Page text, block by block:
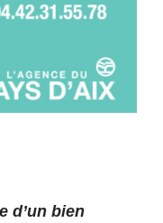
d’un bien